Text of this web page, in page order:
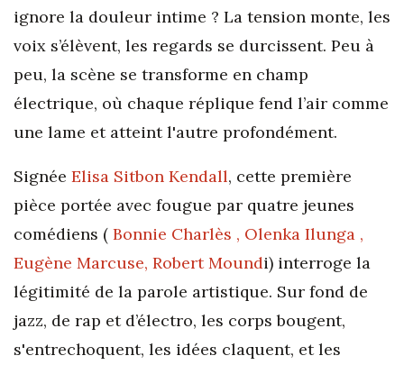
ignore la douleur intime ? La tension monte, les
voix s’élèvent, les regards se durcissent. Peu à
peu, la scène se transforme en champ
électrique, où chaque réplique fend l’air comme
une lame et atteint l'autre profondément.
Signée Elisa Sitbon Kendall, cette première
pièce portée avec fougue par quatre jeunes
comédiens ( Bonnie Charlès , Olenka Ilunga ,
Eugène Marcuse, Robert Moundi) interroge la
légitimité de la parole artistique. Sur fond de
jazz, de rap et d’électro, les corps bougent,
s'entrechoquent, les idées claquent, et les